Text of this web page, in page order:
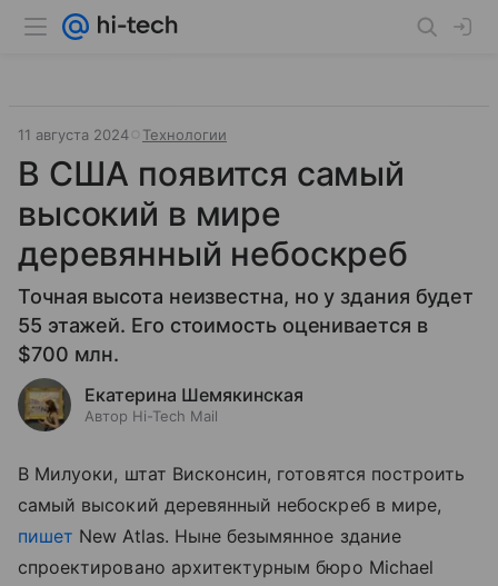
11 августа 2024 Технологии
В США появится самый
высокий в мире
деревянный небоскреб
Точная высота неизвестна, но у здания будет
55 этажей. Его стоимость оценивается в
$700 млн.
Екатерина Шемякинская
Автор Hi-Tech Mail
В Милуоки, штат Висконсин, готовятся построить
самый высокий деревянный небоскреб в мире,
пишет New Atlas. Ныне безымянное здание
спроектировано архитектурным бюро Michael